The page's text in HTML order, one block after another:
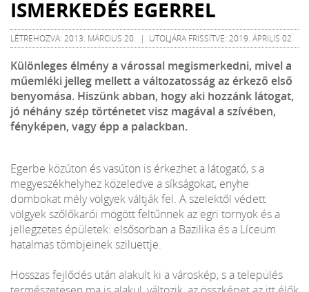
ISMERKEDÉS EGERREL
LÉTREHOZVA: 2013. MÁRCIUS 20. | UTOLJÁRA FRISSÍTVE: 2019. ÁPRILIS 02.
Különleges élmény a várossal megismerkedni, mivel a
műemléki jelleg mellett a változatosság az érkező első
benyomása. Hiszünk abban, hogy aki hozzánk látogat,
jó néhány szép történetet visz magával a szívében,
fényképen, vagy épp a palackban.
Egerbe közúton és vasúton is érkezhet a látogató, s a
megyeszékhelyhez közeledve a síkságokat, enyhe
dombokat mély völgyek váltják fel. A szelektől védett
völgyek szőlőkarói mögött feltűnnek az egri tornyok és a
jellegzetes épületek: elsősorban a Bazilika és a Líceum
hatalmas tömbjeinek sziluettje.
Hosszas fejlődés után alakult ki a városkép, s a település